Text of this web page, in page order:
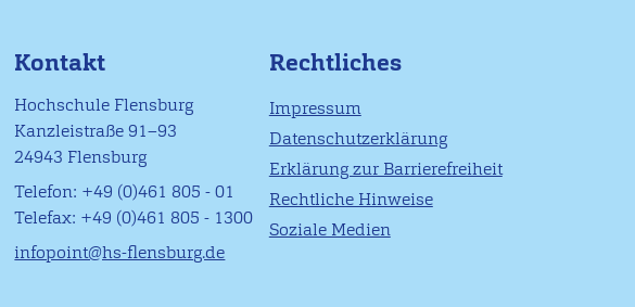
Kontakt
Hochschule Flensburg
Kanzleistraße 91–93
24943 Flensburg
Telefon: +49 (0)461 805 - 01
Telefax: +49 (0)461 805 - 1300
infopoint@hs-flensburg.de
Rechtliches
Impressum
Datenschutzerklärung
Erklärung zur Barrierefreiheit
Rechtliche Hinweise
Soziale Medien